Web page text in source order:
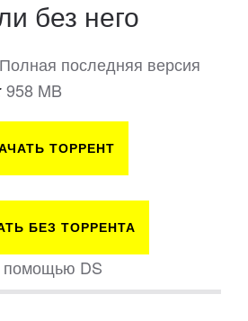
без него
последняя версия
958 MB
ТОРРЕНТ
БЕЗ ТОРРЕНТА
помощью DS